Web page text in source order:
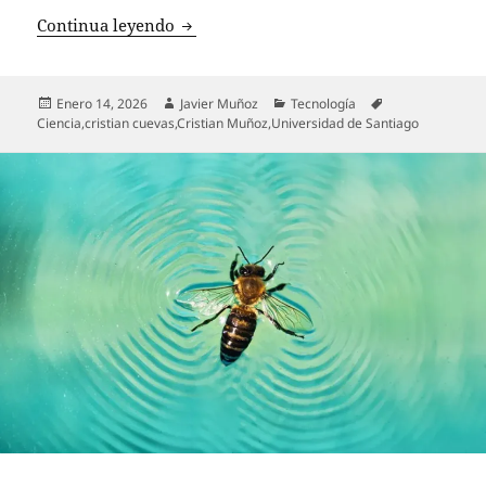
Continua leyendo Usach obtiene $10.400 millones para
Publicado
el
Enero 14, 2026 Autor
Javier Muñoz Categorías
Tecnología
Ciencia,cristian cuevas,Cristian Muñoz,Universidad de Santiago